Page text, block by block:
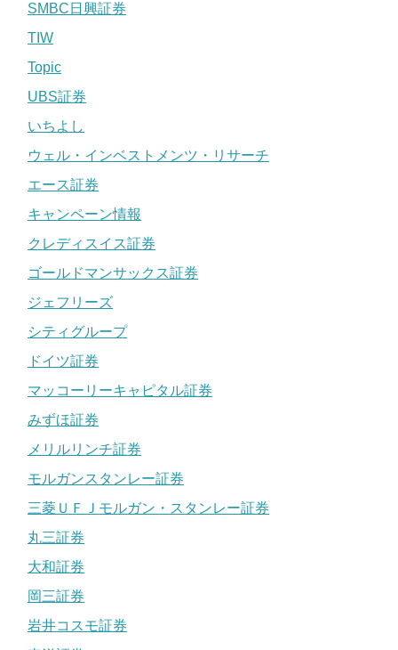
SMBC日興証券
TIW
Topic
UBS証券
いちよし
ウェル・インベストメンツ・リサーチ
エース証券
キャンペーン情報
クレディスイス証券
ゴールドマンサックス証券
ジェフリーズ
シティグループ
ドイツ証券
マッコーリーキャピタル証券
みずほ証券
メリルリンチ証券
モルガンスタンレー証券
三菱ＵＦＪモルガン・スタンレー証券
丸三証券
大和証券
岡三証券
岩井コスモ証券